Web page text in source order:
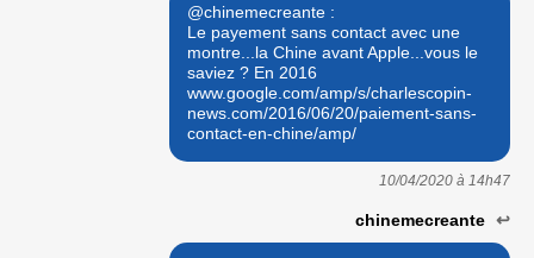
@chinemecreante :
Le payement sans contact avec une
montre...la Chine avant Apple...vous le
saviez ? En 2016
www.google.com/amp/s/charlescopin-
news.com/2016/06/20/paiement-sans-
contact-en-chine/amp/
10/04/2020 à 14h47
chinemecreante ↩